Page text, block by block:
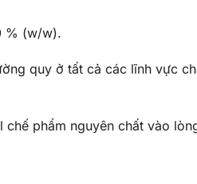
% (w/w).
quy ở tất cả các lĩnh vực
phẩm nguyên chất vào